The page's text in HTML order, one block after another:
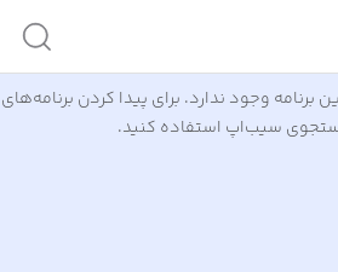
برنامه وجود ندارد. برای پیدا کردن برنامه‌های
سیب‌اپ استفاده کنید.